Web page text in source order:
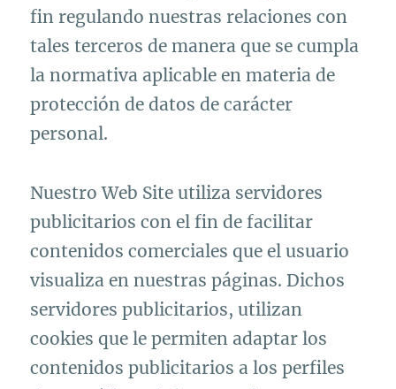
fin regulando nuestras relaciones con
tales terceros de manera que se cumpla
la normativa aplicable en materia de
protección de datos de carácter
personal.
Nuestro Web Site utiliza servidores
publicitarios con el fin de facilitar
contenidos comerciales que el usuario
visualiza en nuestras páginas. Dichos
servidores publicitarios, utilizan
cookies que le permiten adaptar los
contenidos publicitarios a los perfiles